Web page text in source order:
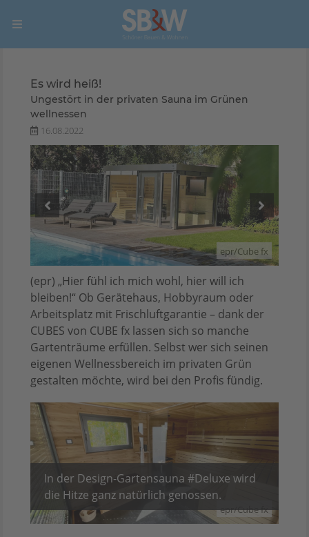
Es wird heiß!
Ungestört in der privaten Sauna im Grünen
wellnessen
16.08.2022
epr/Cube fx
(epr) „Hier fühl ich mich wohl, hier will ich
bleiben!“ Ob Gerätehaus, Hobbyraum oder
Arbeitsplatz mit Frischluftgarantie – dank der
CUBES von CUBE fx lassen sich so manche
Gartenträume erfüllen. Selbst wer sich seinen
eigenen Wellnessbereich im privaten Grün
gestalten möchte, wird bei den Profis fündig.
epr/Cube fx
In der Design-Gartensauna #Deluxe wird
die Hitze ganz natürlich genossen.